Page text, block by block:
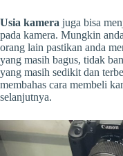
Usia kamera juga bisa
pada kamera. Mungkin
orang lain pastikan anda
yang masih bagus, tidak
yang masih sedikit dan
membahas cara membeli
selanjutnya.